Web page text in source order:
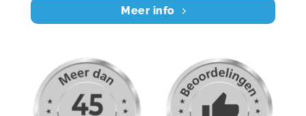
Meer info